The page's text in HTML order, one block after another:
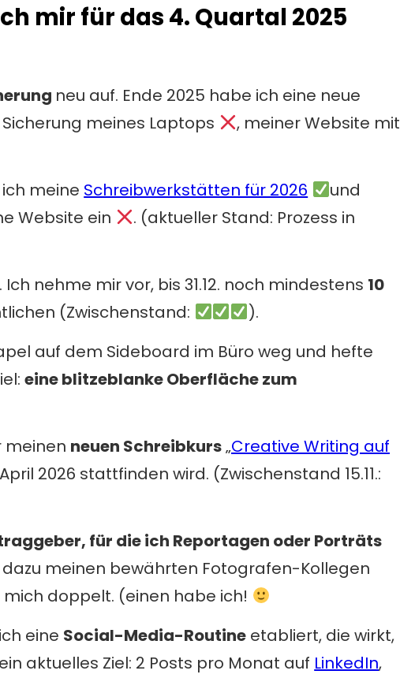
mir für das 4. Quartal 2025
neu auf. Ende 2025 habe ich eine neue
meines Laptops
, meiner Website mit
meine Schreibwerkstätten für 2026
und
Website ein
. (aktueller Stand: Prozess in
nehme mir vor, bis 31.12. noch mindestens 10
(Zwischenstand:
).
auf dem Sideboard im Büro weg und hefte
eine blitzeblanke Oberfläche zum
meinen neuen Schreibkurs„Creative Writing auf
2026 stattfinden wird. (Zwischenstand 15.11.:
für die ich Reportagen oder Porträts
dazu meinen bewährten Fotografen-Kollegen
doppelt. (einen habe ich!
eine Social-Media-Routineetabliert, die wirkt,
aktuelles Ziel: 2 Posts pro Monat auf LinkedIn,